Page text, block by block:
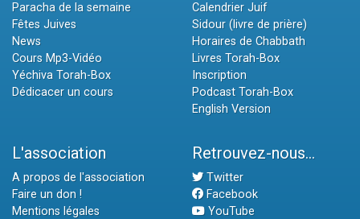
Paracha de la semaine
Fêtes Juives
News
Cours Mp3-Vidéo
Yéchiva Torah-Box
Dédicacer un cours
Calendrier Juif
Sidour (livre de prière)
Horaires de Chabbath
Livres Torah-Box
Inscription
Podcast Torah-Box
English Version
L'association
A propos de l'association
Faire un don !
Mentions légales
Retrouvez-nous...
Twitter
Facebook
YouTube